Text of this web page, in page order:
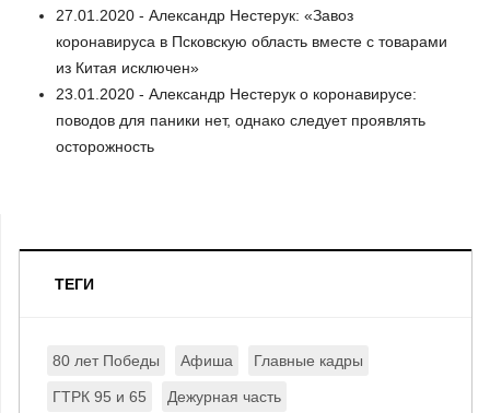
27.01.2020 - Александр Нестерук: «Завоз
коронавируса в Псковскую область вместе с товарами
из Китая исключен»
23.01.2020 - Александр Нестерук о коронавирусе:
поводов для паники нет, однако следует проявлять
осторожность
ТЕГИ
80 лет Победы Афиша Главные кадры
ГТРК 95 и 65 Дежурная часть